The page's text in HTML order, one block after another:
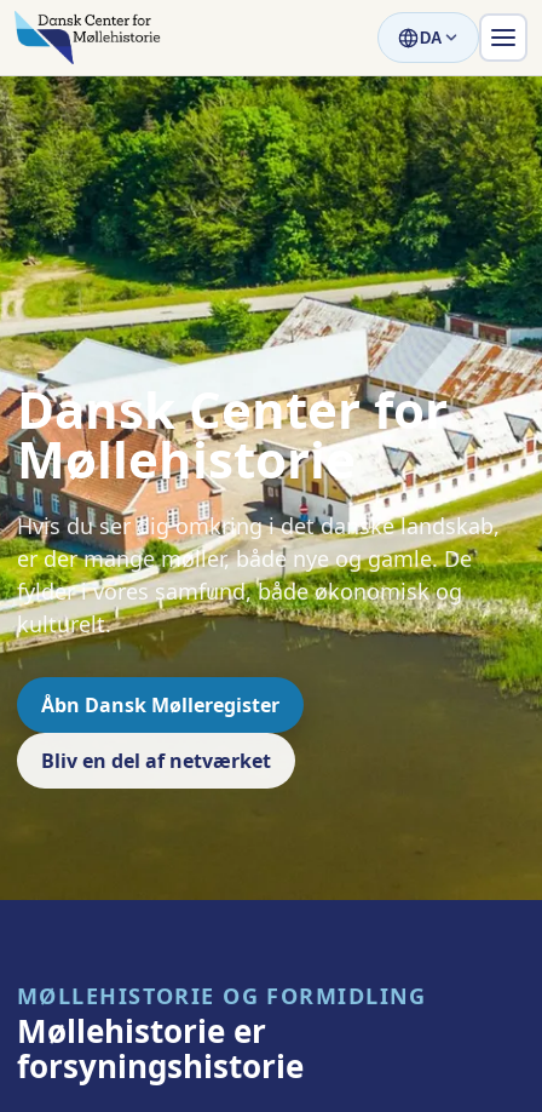
DA
Dansk Center for
Møllehistorie
Hvis du ser dig omkring i det danske landskab,
er der mange møller, både nye og gamle. De
fylder i vores samfund, både økonomisk og
kulturelt.
Åbn Dansk Mølleregister
Bliv en del af netværket
MØLLEHISTORIE OG FORMIDLING
Møllehistorie er
forsyningshistorie